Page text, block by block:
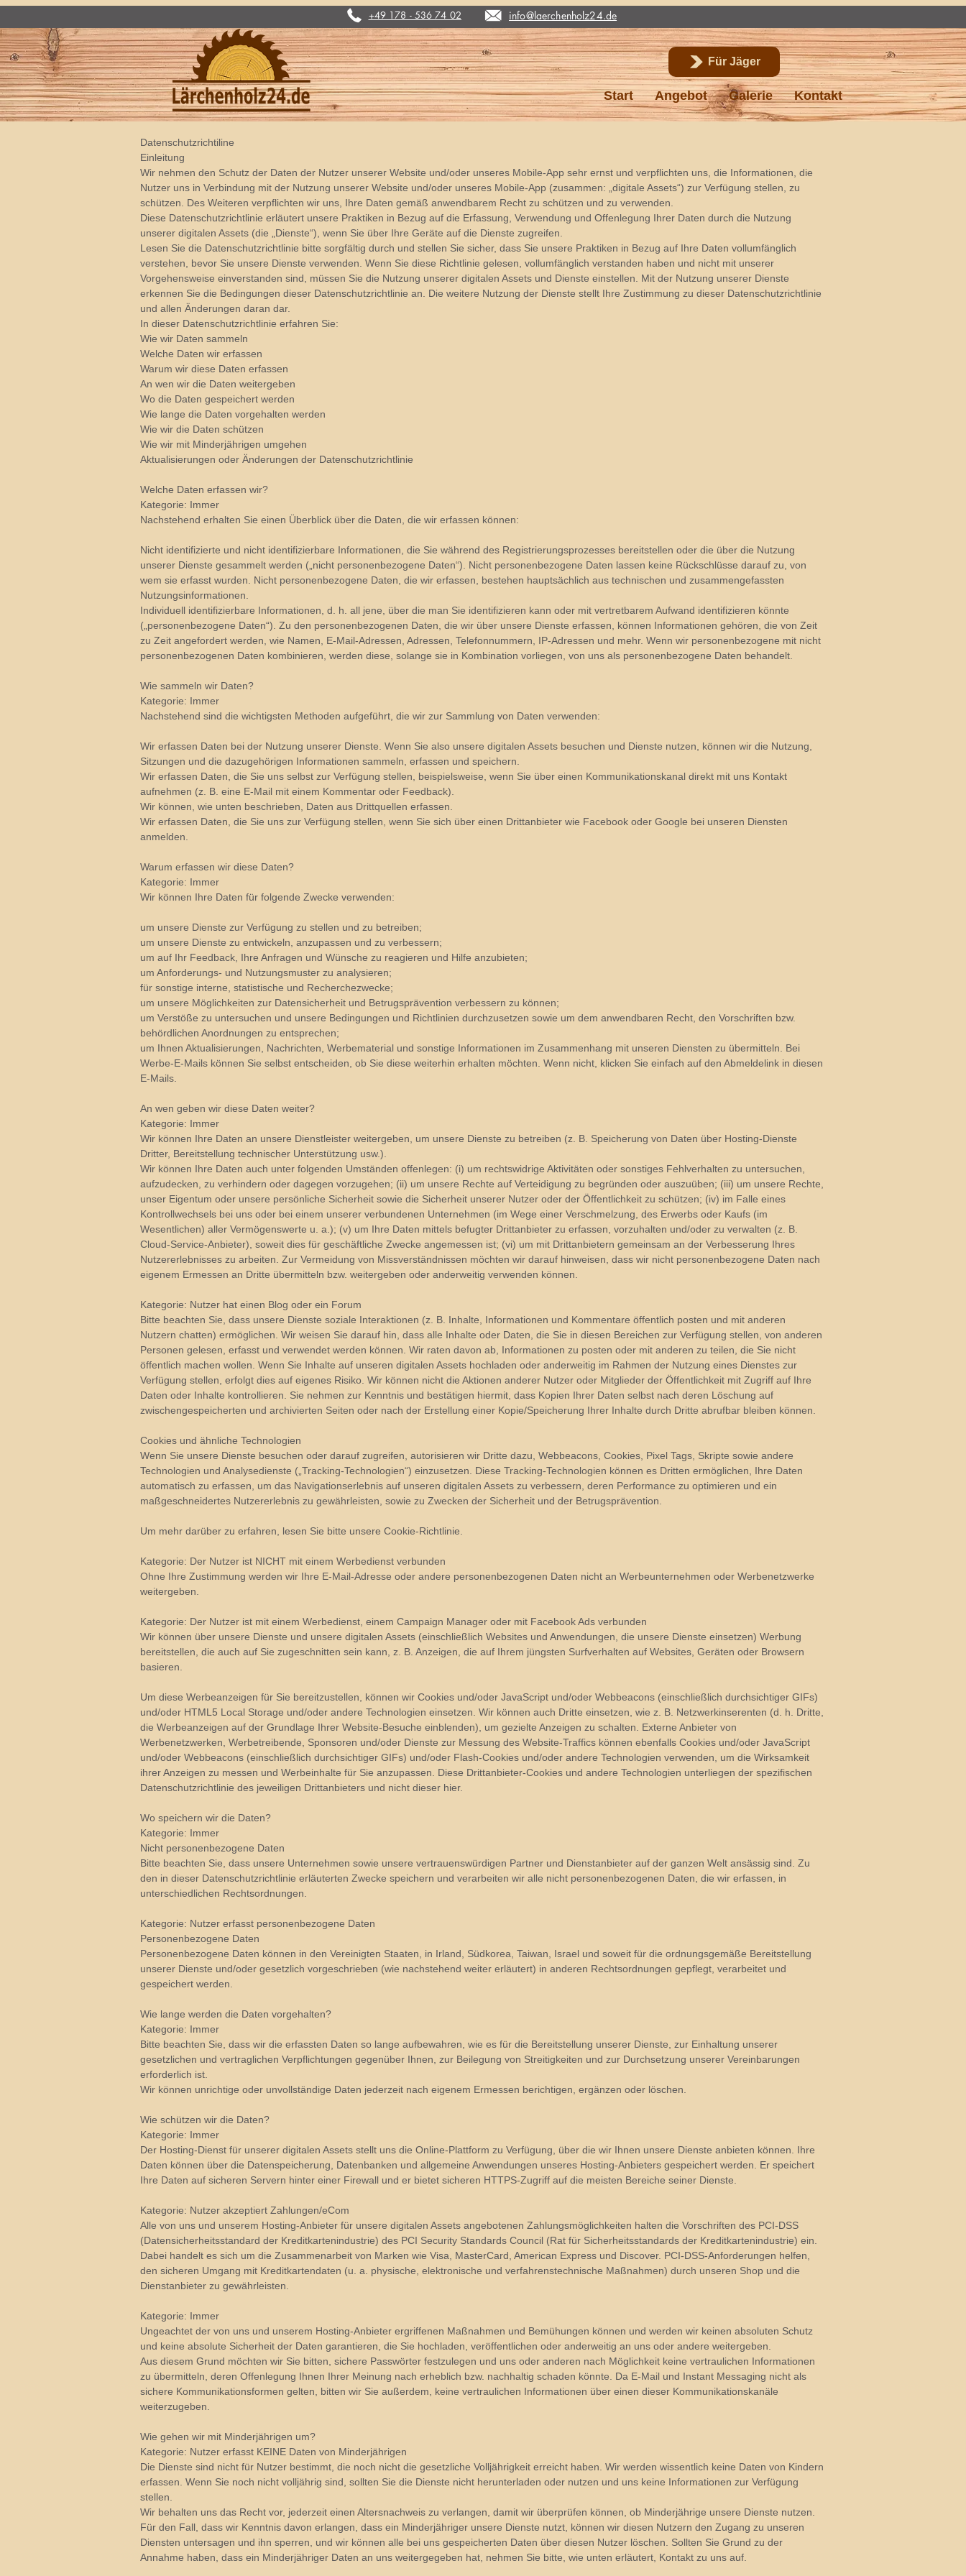
+49 178 - 536 74 02 info@laerchenholz24.de
Für Jäger
Start Angebot Galerie Kontakt
Datenschutzrichtiline
Einleitung
Wir nehmen den Schutz der Daten der Nutzer unserer Website und/oder unseres Mobile-App sehr ernst und verpflichten uns, die Informationen, die
Nutzer uns in Verbindung mit der Nutzung unserer Website und/oder unseres Mobile-App (zusammen: „digitale Assets“) zur Verfügung stellen, zu
schützen. Des Weiteren verpflichten wir uns, Ihre Daten gemäß anwendbarem Recht zu schützen und zu verwenden.
Diese Datenschutzrichtlinie erläutert unsere Praktiken in Bezug auf die Erfassung, Verwendung und Offenlegung Ihrer Daten durch die Nutzung
unserer digitalen Assets (die „Dienste“), wenn Sie über Ihre Geräte auf die Dienste zugreifen.
Lesen Sie die Datenschutzrichtlinie bitte sorgfältig durch und stellen Sie sicher, dass Sie unsere Praktiken in Bezug auf Ihre Daten vollumfänglich
verstehen, bevor Sie unsere Dienste verwenden. Wenn Sie diese Richtlinie gelesen, vollumfänglich verstanden haben und nicht mit unserer
Vorgehensweise einverstanden sind, müssen Sie die Nutzung unserer digitalen Assets und Dienste einstellen. Mit der Nutzung unserer Dienste
erkennen Sie die Bedingungen dieser Datenschutzrichtlinie an. Die weitere Nutzung der Dienste stellt Ihre Zustimmung zu dieser Datenschutzrichtlinie
und allen Änderungen daran dar.
In dieser Datenschutzrichtlinie erfahren Sie:
Wie wir Daten sammeln
Welche Daten wir erfassen
Warum wir diese Daten erfassen
An wen wir die Daten weitergeben
Wo die Daten gespeichert werden
Wie lange die Daten vorgehalten werden
Wie wir die Daten schützen
Wie wir mit Minderjährigen umgehen
Aktualisierungen oder Änderungen der Datenschutzrichtlinie
Welche Daten erfassen wir?
Kategorie: Immer
Nachstehend erhalten Sie einen Überblick über die Daten, die wir erfassen können:
Nicht identifizierte und nicht identifizierbare Informationen, die Sie während des Registrierungsprozesses bereitstellen oder die über die Nutzung
unserer Dienste gesammelt werden („nicht personenbezogene Daten“). Nicht personenbezogene Daten lassen keine Rückschlüsse darauf zu, von
wem sie erfasst wurden. Nicht personenbezogene Daten, die wir erfassen, bestehen hauptsächlich aus technischen und zusammengefassten
Nutzungsinformationen.
Individuell identifizierbare Informationen, d. h. all jene, über die man Sie identifizieren kann oder mit vertretbarem Aufwand identifizieren könnte
(„personenbezogene Daten“). Zu den personenbezogenen Daten, die wir über unsere Dienste erfassen, können Informationen gehören, die von Zeit
zu Zeit angefordert werden, wie Namen, E-Mail-Adressen, Adressen, Telefonnummern, IP-Adressen und mehr. Wenn wir personenbezogene mit nicht
personenbezogenen Daten kombinieren, werden diese, solange sie in Kombination vorliegen, von uns als personenbezogene Daten behandelt.
Wie sammeln wir Daten?
Kategorie: Immer
Nachstehend sind die wichtigsten Methoden aufgeführt, die wir zur Sammlung von Daten verwenden:
Wir erfassen Daten bei der Nutzung unserer Dienste. Wenn Sie also unsere digitalen Assets besuchen und Dienste nutzen, können wir die Nutzung,
Sitzungen und die dazugehörigen Informationen sammeln, erfassen und speichern.
Wir erfassen Daten, die Sie uns selbst zur Verfügung stellen, beispielsweise, wenn Sie über einen Kommunikationskanal direkt mit uns Kontakt
aufnehmen (z. B. eine E-Mail mit einem Kommentar oder Feedback).
Wir können, wie unten beschrieben, Daten aus Drittquellen erfassen.
Wir erfassen Daten, die Sie uns zur Verfügung stellen, wenn Sie sich über einen Drittanbieter wie Facebook oder Google bei unseren Diensten
anmelden.
Warum erfassen wir diese Daten?
Kategorie: Immer
Wir können Ihre Daten für folgende Zwecke verwenden:
um unsere Dienste zur Verfügung zu stellen und zu betreiben;
um unsere Dienste zu entwickeln, anzupassen und zu verbessern;
um auf Ihr Feedback, Ihre Anfragen und Wünsche zu reagieren und Hilfe anzubieten;
um Anforderungs- und Nutzungsmuster zu analysieren;
für sonstige interne, statistische und Recherchezwecke;
um unsere Möglichkeiten zur Datensicherheit und Betrugsprävention verbessern zu können;
um Verstöße zu untersuchen und unsere Bedingungen und Richtlinien durchzusetzen sowie um dem anwendbaren Recht, den Vorschriften bzw.
behördlichen Anordnungen zu entsprechen;
um Ihnen Aktualisierungen, Nachrichten, Werbematerial und sonstige Informationen im Zusammenhang mit unseren Diensten zu übermitteln. Bei
Werbe-E-Mails können Sie selbst entscheiden, ob Sie diese weiterhin erhalten möchten. Wenn nicht, klicken Sie einfach auf den Abmeldelink in diesen
E-Mails.
An wen geben wir diese Daten weiter?
Kategorie: Immer
Wir können Ihre Daten an unsere Dienstleister weitergeben, um unsere Dienste zu betreiben (z. B. Speicherung von Daten über Hosting-Dienste
Dritter, Bereitstellung technischer Unterstützung usw.).
Wir können Ihre Daten auch unter folgenden Umständen offenlegen: (i) um rechtswidrige Aktivitäten oder sonstiges Fehlverhalten zu untersuchen,
aufzudecken, zu verhindern oder dagegen vorzugehen; (ii) um unsere Rechte auf Verteidigung zu begründen oder auszuüben; (iii) um unsere Rechte,
unser Eigentum oder unsere persönliche Sicherheit sowie die Sicherheit unserer Nutzer oder der Öffentlichkeit zu schützen; (iv) im Falle eines
Kontrollwechsels bei uns oder bei einem unserer verbundenen Unternehmen (im Wege einer Verschmelzung, des Erwerbs oder Kaufs (im
Wesentlichen) aller Vermögenswerte u. a.); (v) um Ihre Daten mittels befugter Drittanbieter zu erfassen, vorzuhalten und/oder zu verwalten (z. B.
Cloud-Service-Anbieter), soweit dies für geschäftliche Zwecke angemessen ist; (vi) um mit Drittanbietern gemeinsam an der Verbesserung Ihres
Nutzererlebnisses zu arbeiten. Zur Vermeidung von Missverständnissen möchten wir darauf hinweisen, dass wir nicht personenbezogene Daten nach
eigenem Ermessen an Dritte übermitteln bzw. weitergeben oder anderweitig verwenden können.
Kategorie: Nutzer hat einen Blog oder ein Forum
Bitte beachten Sie, dass unsere Dienste soziale Interaktionen (z. B. Inhalte, Informationen und Kommentare öffentlich posten und mit anderen
Nutzern chatten) ermöglichen. Wir weisen Sie darauf hin, dass alle Inhalte oder Daten, die Sie in diesen Bereichen zur Verfügung stellen, von anderen
Personen gelesen, erfasst und verwendet werden können. Wir raten davon ab, Informationen zu posten oder mit anderen zu teilen, die Sie nicht
öffentlich machen wollen. Wenn Sie Inhalte auf unseren digitalen Assets hochladen oder anderweitig im Rahmen der Nutzung eines Dienstes zur
Verfügung stellen, erfolgt dies auf eigenes Risiko. Wir können nicht die Aktionen anderer Nutzer oder Mitglieder der Öffentlichkeit mit Zugriff auf Ihre
Daten oder Inhalte kontrollieren. Sie nehmen zur Kenntnis und bestätigen hiermit, dass Kopien Ihrer Daten selbst nach deren Löschung auf
zwischengespeicherten und archivierten Seiten oder nach der Erstellung einer Kopie/Speicherung Ihrer Inhalte durch Dritte abrufbar bleiben können.
Cookies und ähnliche Technologien
Wenn Sie unsere Dienste besuchen oder darauf zugreifen, autorisieren wir Dritte dazu, Webbeacons, Cookies, Pixel Tags, Skripte sowie andere
Technologien und Analysedienste („Tracking-Technologien“) einzusetzen. Diese Tracking-Technologien können es Dritten ermöglichen, Ihre Daten
automatisch zu erfassen, um das Navigationserlebnis auf unseren digitalen Assets zu verbessern, deren Performance zu optimieren und ein
maßgeschneidertes Nutzererlebnis zu gewährleisten, sowie zu Zwecken der Sicherheit und der Betrugsprävention.
Um mehr darüber zu erfahren, lesen Sie bitte unsere Cookie-Richtlinie.
Kategorie: Der Nutzer ist NICHT mit einem Werbedienst verbunden
Ohne Ihre Zustimmung werden wir Ihre E-Mail-Adresse oder andere personenbezogenen Daten nicht an Werbeunternehmen oder Werbenetzwerke
weitergeben.
Kategorie: Der Nutzer ist mit einem Werbedienst, einem Campaign Manager oder mit Facebook Ads verbunden
Wir können über unsere Dienste und unsere digitalen Assets (einschließlich Websites und Anwendungen, die unsere Dienste einsetzen) Werbung
bereitstellen, die auch auf Sie zugeschnitten sein kann, z. B. Anzeigen, die auf Ihrem jüngsten Surfverhalten auf Websites, Geräten oder Browsern
basieren.
Um diese Werbeanzeigen für Sie bereitzustellen, können wir Cookies und/oder JavaScript und/oder Webbeacons (einschließlich durchsichtiger GIFs)
und/oder HTML5 Local Storage und/oder andere Technologien einsetzen. Wir können auch Dritte einsetzen, wie z. B. Netzwerkinserenten (d. h. Dritte,
die Werbeanzeigen auf der Grundlage Ihrer Website-Besuche einblenden), um gezielte Anzeigen zu schalten. Externe Anbieter von
Werbenetzwerken, Werbetreibende, Sponsoren und/oder Dienste zur Messung des Website-Traffics können ebenfalls Cookies und/oder JavaScript
und/oder Webbeacons (einschließlich durchsichtiger GIFs) und/oder Flash-Cookies und/oder andere Technologien verwenden, um die Wirksamkeit
ihrer Anzeigen zu messen und Werbeinhalte für Sie anzupassen. Diese Drittanbieter-Cookies und andere Technologien unterliegen der spezifischen
Datenschutzrichtlinie des jeweiligen Drittanbieters und nicht dieser hier.
Wo speichern wir die Daten?
Kategorie: Immer
Nicht personenbezogene Daten
Bitte beachten Sie, dass unsere Unternehmen sowie unsere vertrauenswürdigen Partner und Dienstanbieter auf der ganzen Welt ansässig sind. Zu
den in dieser Datenschutzrichtlinie erläuterten Zwecke speichern und verarbeiten wir alle nicht personenbezogenen Daten, die wir erfassen, in
unterschiedlichen Rechtsordnungen.
Kategorie: Nutzer erfasst personenbezogene Daten
Personenbezogene Daten
Personenbezogene Daten können in den Vereinigten Staaten, in Irland, Südkorea, Taiwan, Israel und soweit für die ordnungsgemäße Bereitstellung
unserer Dienste und/oder gesetzlich vorgeschrieben (wie nachstehend weiter erläutert) in anderen Rechtsordnungen gepflegt, verarbeitet und
gespeichert werden.
Wie lange werden die Daten vorgehalten?
Kategorie: Immer
Bitte beachten Sie, dass wir die erfassten Daten so lange aufbewahren, wie es für die Bereitstellung unserer Dienste, zur Einhaltung unserer
gesetzlichen und vertraglichen Verpflichtungen gegenüber Ihnen, zur Beilegung von Streitigkeiten und zur Durchsetzung unserer Vereinbarungen
erforderlich ist.
Wir können unrichtige oder unvollständige Daten jederzeit nach eigenem Ermessen berichtigen, ergänzen oder löschen.
Wie schützen wir die Daten?
Kategorie: Immer
Der Hosting-Dienst für unserer digitalen Assets stellt uns die Online-Plattform zu Verfügung, über die wir Ihnen unsere Dienste anbieten können. Ihre
Daten können über die Datenspeicherung, Datenbanken und allgemeine Anwendungen unseres Hosting-Anbieters gespeichert werden. Er speichert
Ihre Daten auf sicheren Servern hinter einer Firewall und er bietet sicheren HTTPS-Zugriff auf die meisten Bereiche seiner Dienste.
Kategorie: Nutzer akzeptiert Zahlungen/eCom
Alle von uns und unserem Hosting-Anbieter für unsere digitalen Assets angebotenen Zahlungsmöglichkeiten halten die Vorschriften des PCI-DSS
(Datensicherheitsstandard der Kreditkartenindustrie) des PCI Security Standards Council (Rat für Sicherheitsstandards der Kreditkartenindustrie) ein.
Dabei handelt es sich um die Zusammenarbeit von Marken wie Visa, MasterCard, American Express und Discover. PCI-DSS-Anforderungen helfen,
den sicheren Umgang mit Kreditkartendaten (u. a. physische, elektronische und verfahrenstechnische Maßnahmen) durch unseren Shop und die
Dienstanbieter zu gewährleisten.
Kategorie: Immer
Ungeachtet der von uns und unserem Hosting-Anbieter ergriffenen Maßnahmen und Bemühungen können und werden wir keinen absoluten Schutz
und keine absolute Sicherheit der Daten garantieren, die Sie hochladen, veröffentlichen oder anderweitig an uns oder andere weitergeben.
Aus diesem Grund möchten wir Sie bitten, sichere Passwörter festzulegen und uns oder anderen nach Möglichkeit keine vertraulichen Informationen
zu übermitteln, deren Offenlegung Ihnen Ihrer Meinung nach erheblich bzw. nachhaltig schaden könnte. Da E-Mail und Instant Messaging nicht als
sichere Kommunikationsformen gelten, bitten wir Sie außerdem, keine vertraulichen Informationen über einen dieser Kommunikationskanäle
weiterzugeben.
Wie gehen wir mit Minderjährigen um?
Kategorie: Nutzer erfasst KEINE Daten von Minderjährigen
Die Dienste sind nicht für Nutzer bestimmt, die noch nicht die gesetzliche Volljährigkeit erreicht haben. Wir werden wissentlich keine Daten von Kindern
erfassen. Wenn Sie noch nicht volljährig sind, sollten Sie die Dienste nicht herunterladen oder nutzen und uns keine Informationen zur Verfügung
stellen.
Wir behalten uns das Recht vor, jederzeit einen Altersnachweis zu verlangen, damit wir überprüfen können, ob Minderjährige unsere Dienste nutzen.
Für den Fall, dass wir Kenntnis davon erlangen, dass ein Minderjähriger unsere Dienste nutzt, können wir diesen Nutzern den Zugang zu unseren
Diensten untersagen und ihn sperren, und wir können alle bei uns gespeicherten Daten über diesen Nutzer löschen. Sollten Sie Grund zu der
Annahme haben, dass ein Minderjähriger Daten an uns weitergegeben hat, nehmen Sie bitte, wie unten erläutert, Kontakt zu uns auf.